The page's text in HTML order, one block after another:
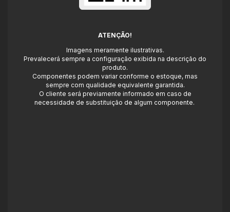
ATENÇÃO!
Imagens meramente ilustrativas.
Prevalecerá sempre a configuração exibida na descrição do
produto.
Componentes podem variar conforme o estoque, mas
sempre com qualidade equivalente garantida.
O cliente será previamente informado em caso de
necessidade de substituição de algum componente.